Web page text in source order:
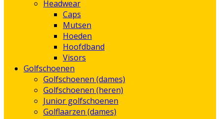
Headwear
Caps
Mutsen
Hoeden
Hoofdband
Visors
Golfschoenen
Golfschoenen (dames)
Golfschoenen (heren)
Junior golfschoenen
Golflaarzen (dames)